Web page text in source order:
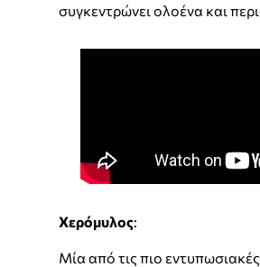
συγκεντρώνει ολοένα και
Χερόμυλος:
Μία από τις πιο